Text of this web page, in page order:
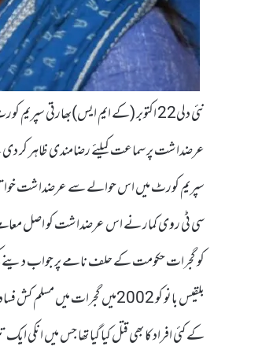
نئی دلی22 اکتوبر (کے ایم ایس)بھارتی
عرضداشت پر سماعت کیلئے رضامندی ظاہر کر
سپریم کورٹ میں اس حوالے سے عرضداشت
سی ٹی روی کمار نے اس عرضداشت کو اصل
کو گجرات حکومت کے حلف نامے پر جواب دینے کیلئے وقت
بلقیس بانو کو 2002میں گجرات
کے کئی افراد کا بھی قتل کیا گیا تھا جس میں انکی